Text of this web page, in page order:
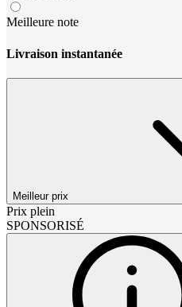
Meilleure note
Livraison instantanée
Meilleur prix
Prix plein
SPONSORISÉ